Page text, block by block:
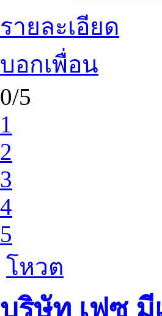
รายละเอียด
บอกเพื่อน
0/5
1
2
3
4
5
โหวต
บริษัท เฟซ มี